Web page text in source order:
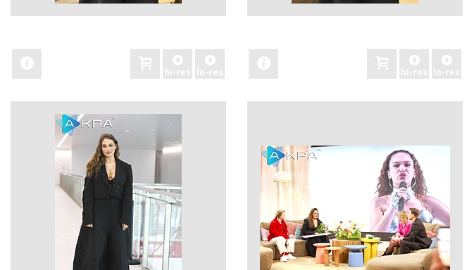
hi-res lo-res hi-res lo-res